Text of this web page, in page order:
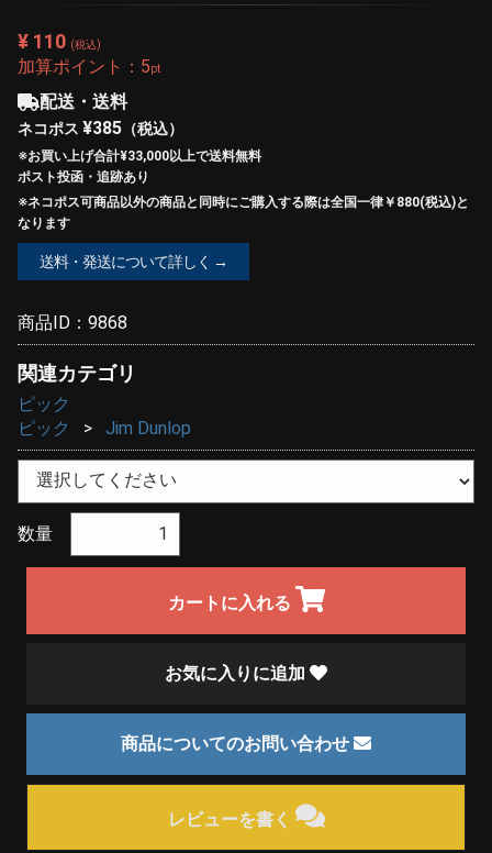
¥ 110 (税込)
加算ポイント： 5pt
配送・送料
ネコポス ¥385 （税込）
※お買い上げ合計¥33,000以上で送料無料
ポスト投函・追跡あり
※ネコポス可商品以外の商品と同時にご購入する際は全国一律￥880(税込)と
なります
送料・発送について詳しく →
商品ID： 9868
関連カテゴリ
ピック
ピック
Jim Dunlop
数量
カートに入れる
お気に入りに追加
商品についてのお問い合わせ
レビューを書く